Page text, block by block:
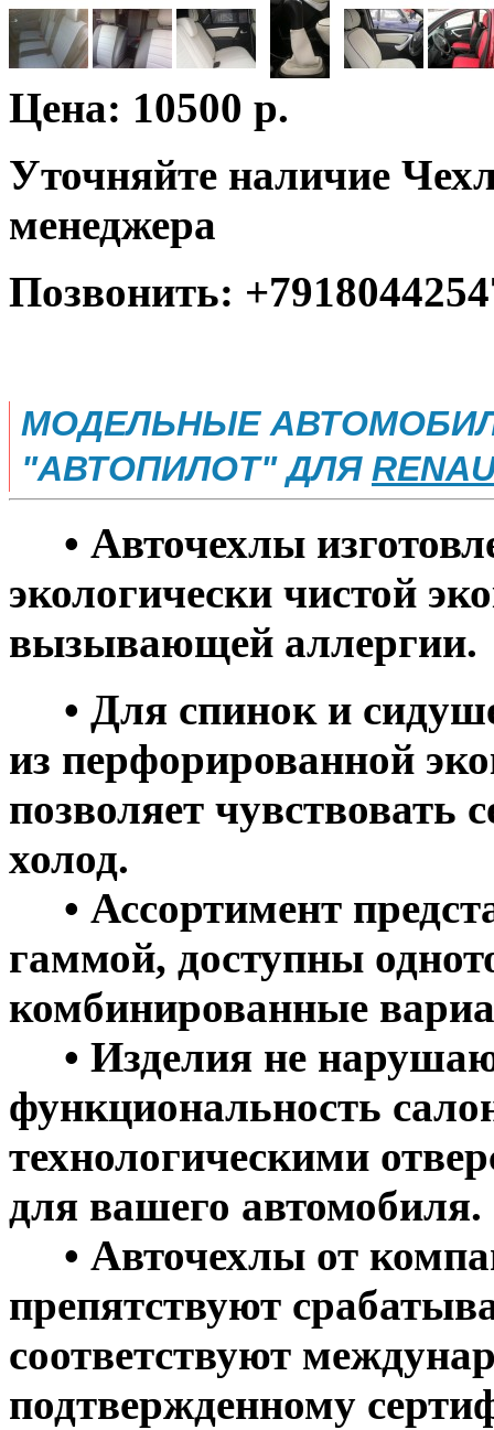
Цена: 10500 р.
Уточняйте наличие
менеджера
Позвонить:
МОДЕЛЬНЫЕ
"АВТОПИЛОТ" ДЛЯ
• Авточехлы
экологически чистой
вызывающей аллергии.
• Для спинок и
из перфорированной
позволяет чувствовать
холод.
• Ассортимент
гаммой, доступны
комбинированные
• Изделия не
функциональность
технологическими
для вашего автомобиля.
• Авточехлы от
препятствуют
соответствуют
подтвержденному